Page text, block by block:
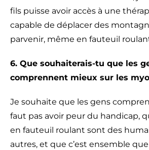
fils puisse avoir accès à une
capable de déplacer des
parvenir, même en fauteuil
6. Que souhaiterais-tu que les
comprennent mieux sur les
Je souhaite que les gens
faut pas avoir peur du handicap,
en fauteuil roulant sont des
autres, et que c’est ensemble